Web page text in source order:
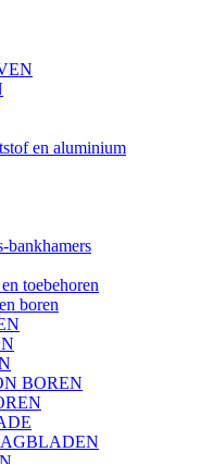
en aluminium
bankhamers
toebehoren
boren
BOREN